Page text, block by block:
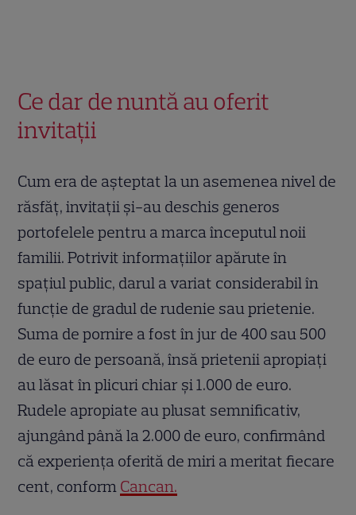
Ce dar de nuntă au oferit
invitații
Cum era de așteptat la un asemenea nivel de
răsfăț, invitații și-au deschis generos
portofelele pentru a marca începutul noii
familii. Potrivit informațiilor apărute în
spațiul public, darul a variat considerabil în
funcție de gradul de rudenie sau prietenie.
Suma de pornire a fost în jur de 400 sau 500
de euro de persoană, însă prietenii apropiați
au lăsat în plicuri chiar și 1.000 de euro.
Rudele apropiate au plusat semnificativ,
ajungând până la 2.000 de euro, confirmând
că experiența oferită de miri a meritat fiecare
cent, conform Cancan.